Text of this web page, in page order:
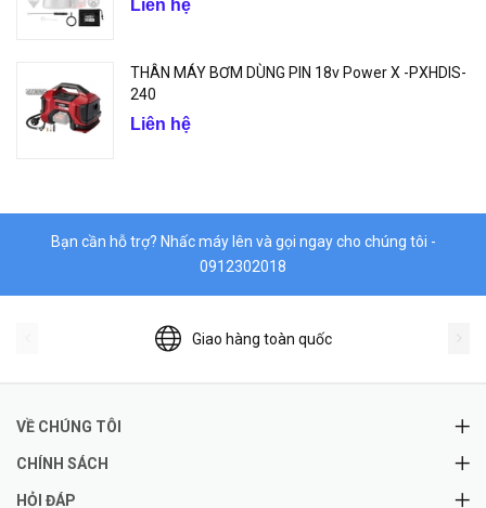
Liên hệ
THÂN MÁY BƠM DÙNG PIN 18v Power X -PXHDIS-
240
Liên hệ
Bạn cần hỗ trợ? Nhấc máy lên và gọi ngay cho chúng tôi -
0912302018
Giao hàng toàn quốc
VỀ CHÚNG TÔI
CHÍNH SÁCH
HỎI ĐÁP